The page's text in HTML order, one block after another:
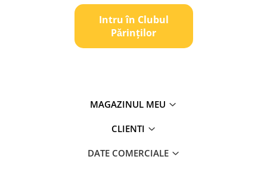
Intru în Clubul
Pǎrinților
MAGAZINUL MEU
CLIENTI
DATE COMERCIALE